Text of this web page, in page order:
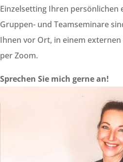
Einzelsetting Ihren persönlichen
Gruppen- und Teamseminare
Ihnen vor Ort, in einem
per Zoom.
Sprechen Sie mich gerne an!